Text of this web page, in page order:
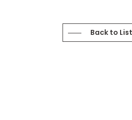
Back to List